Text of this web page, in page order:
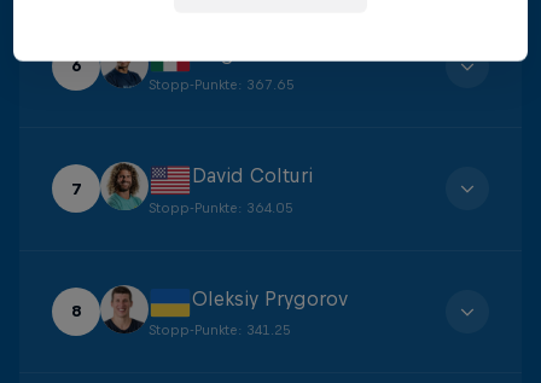
6
Stopp-Punkte: 367.65
7
David Colturi
Stopp-Punkte: 364.05
8
Oleksiy Prygorov
Stopp-Punkte: 341.25